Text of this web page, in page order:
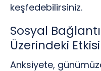
keşfedebilirsiniz.
Sosyal
Üzerindeki Etkisi
Anksiyete,